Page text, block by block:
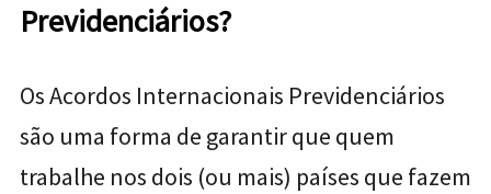
Previdenciários?
Os Acordos Internacionais Previdenciários
são uma forma de garantir que quem
trabalhe nos dois (ou mais) países que fazem